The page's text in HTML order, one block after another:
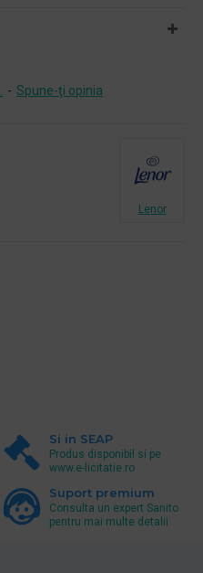
- Spune-ţi opinia
Lenor
Si in SEAP
Produs disponibil si pe
www.e-licitatie.ro
Suport premium
Consulta un expert Sanito
pentru mai multe detalii